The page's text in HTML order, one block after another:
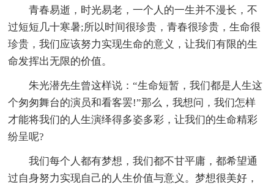
青春易逝，时光易老，一个人的一生并不漫长，不
过短短几十寒暑;所以时间很珍贵，青春很珍贵，生命很
珍贵，我们应该努力实现生命的意义，让我们有限的生
命发挥出无限的价值。
朱光潜先生曾这样说：“生命短暂，我们都是人生这
个匆匆舞台的演员和看客罢!”那么，我想问，我们怎样
才能将我们的人生演绎得多姿多彩，让我们的生命精彩
纷呈呢?
我们每个人都有梦想，我们都不甘平庸，都希望通
过自身努力实现自己的人生价值与意义。梦想很美好，